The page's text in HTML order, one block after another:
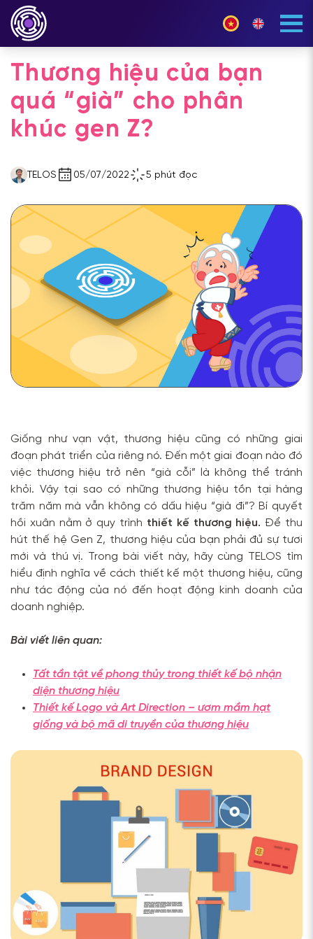
Thương hiệu của bạn
quá “già” cho phân
khúc gen Z?
TELOS 05/07/2022 5 phút đọc
Giống như vạn vật, thương hiệu cũng có những giai
đoạn phát triển của riêng nó. Đến một giai đoạn nào đó
việc thương hiệu trở nên “già cỗi” là không thể tránh
khỏi. Vậy tại sao có những thương hiệu tồn tại hàng
trăm năm mà vẫn không có dấu hiệu “già đi”? Bí quyết
hồi xuân nằm ở quy trình thiết kế thương hiệu. Để thu
hút thế hệ Gen Z, thương hiệu của bạn phải đủ sự tươi
mới và thú vị. Trong bài viết này, hãy cùng TELOS tìm
hiểu định nghĩa về cách thiết kế một thương hiệu, cũng
như tác động của nó đến hoạt động kinh doanh của
doanh nghiệp.
Bài viết liên quan:
Tất tần tật về phong thủy trong thiết kế bộ nhận
diện thương hiệu
Thiết kế Logo và Art Direction – ươm mầm hạt
giống và bộ mã di truyền của thương hiệu